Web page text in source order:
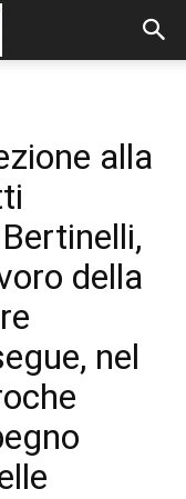
alla
della
nel